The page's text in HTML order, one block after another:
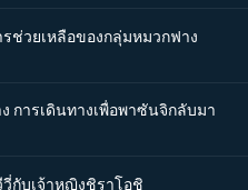
ช่วยเหลือของกลุ่มหมวกฟาง
การเดินทางเพื่อพาซันจิกลับมา
วี่กับเจ้าหญิงชิราโอชิ